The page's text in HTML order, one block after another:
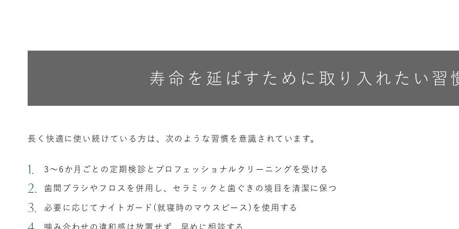
寿命を延ばすために取り入れたい習
長く快適に使い続けている方は、次のような習慣を意識されています。
3〜6か月ごとの定期検診とプロフェッショナルクリーニングを受ける
歯間ブラシやフロスを併用し、セラミックと歯ぐきの境目を清潔に保つ
必要に応じてナイトガード(就寝時のマウスピース)を使用する
噛み合わせの違和感は放置せず、早めに相談する